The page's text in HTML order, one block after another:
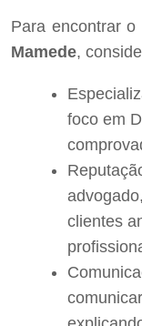
Para encontrar o
Mamede,
foco em
clientes